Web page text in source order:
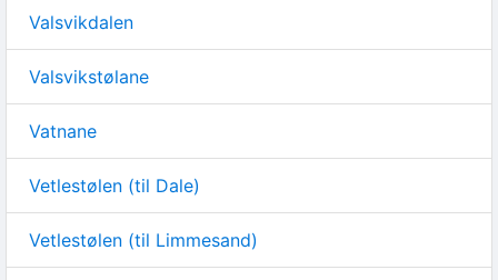
Valsvikdalen
Valsvikstølane
Vatnane
Vetlestølen (til Dale)
Vetlestølen (til Limmesand)